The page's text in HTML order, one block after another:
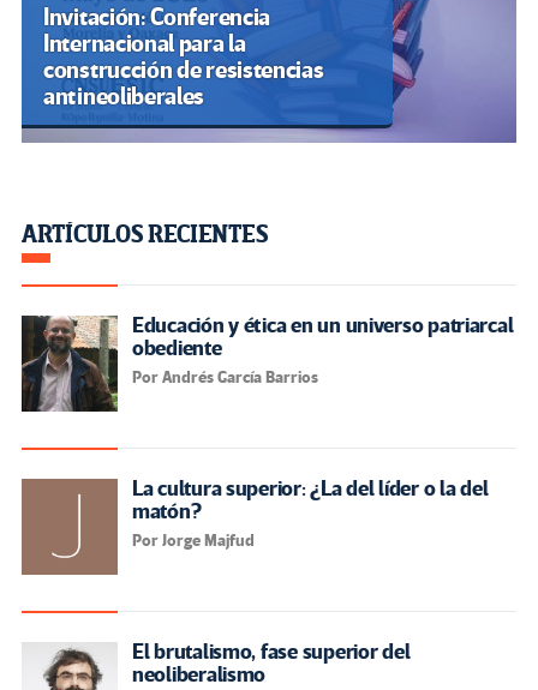
Invitación: Conferencia
Internacional para la
construcción de resistencias
antineoliberales
ARTÍCULOS RECIENTES
Educación y ética en un universo patriarcal
obediente
Por Andrés García Barrios
La cultura superior: ¿La del líder o la del
matón?
Por Jorge Majfud
El brutalismo, fase superior del
neoliberalismo